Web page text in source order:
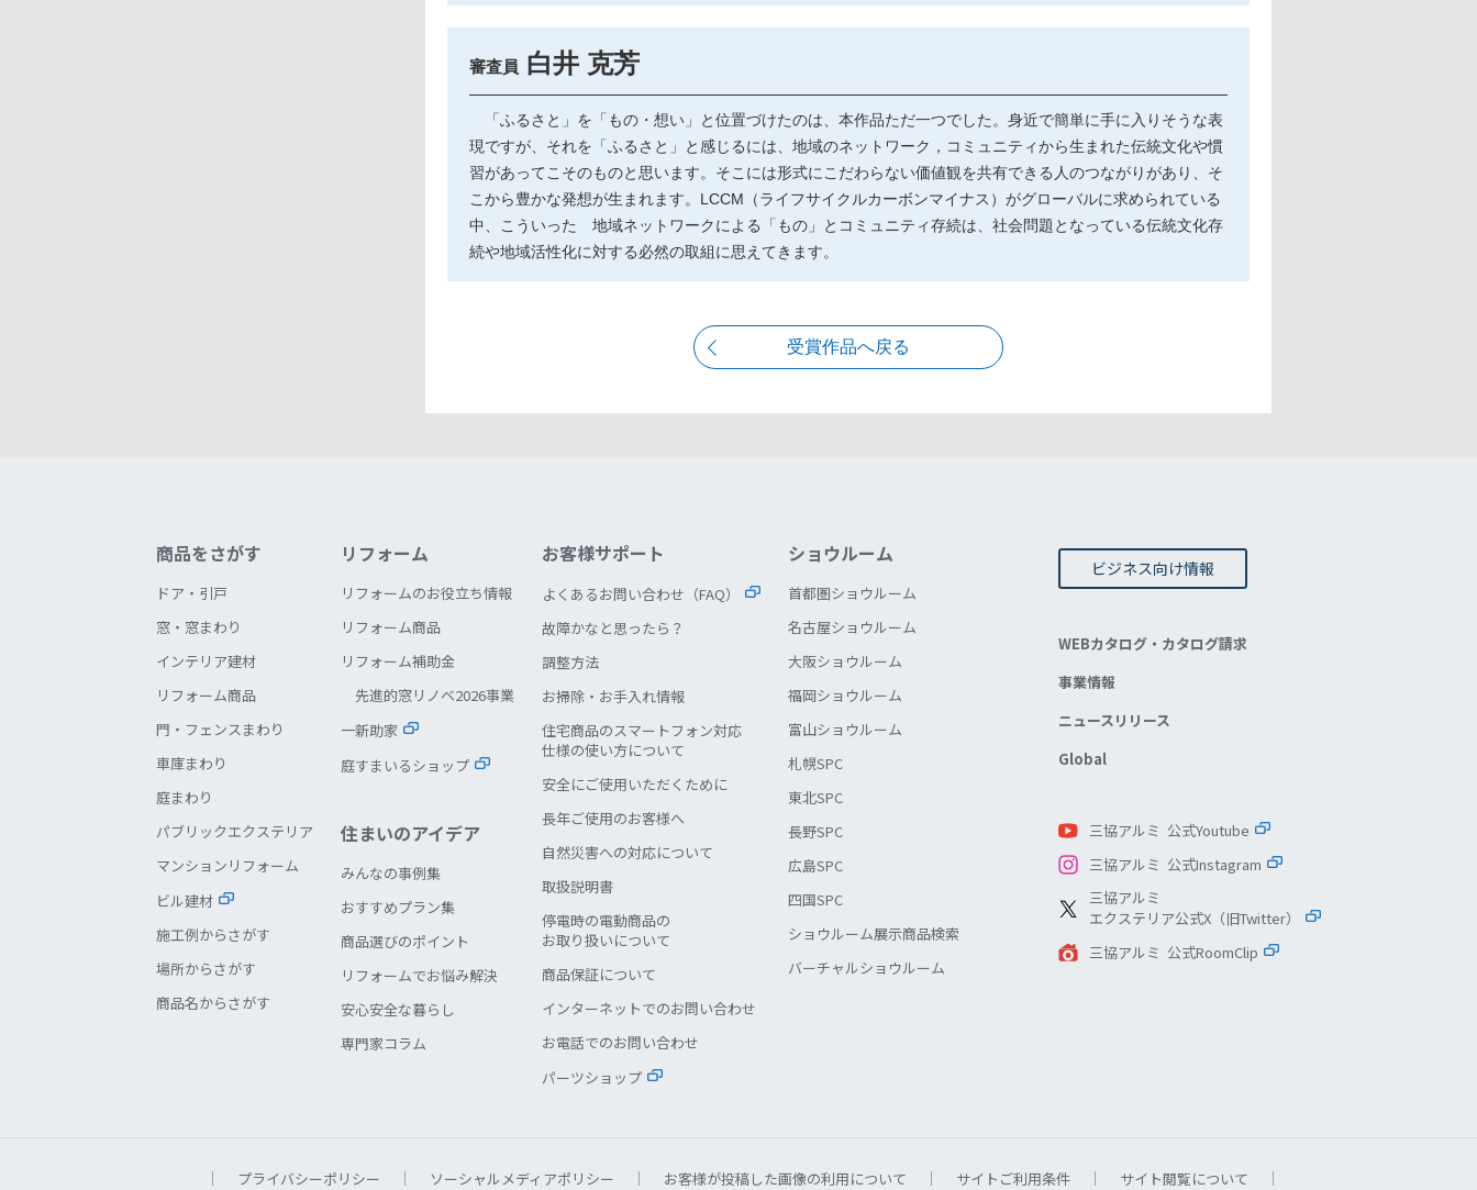
審査員 白井 克芳
「ふるさと」を「もの・想い」と位置づけたのは、本作品ただ一つでした。身近で簡単に手に入りそうな表
現ですが、それを「ふるさと」と感じるには、地域のネットワーク，コミュニティから生まれた伝統文化や慣
習があってこそのものと思います。そこには形式にこだわらない価値観を共有できる人のつながりがあり、そ
こから豊かな発想が生まれます。LCCM（ライフサイクルカーボンマイナス）がグローバルに求められている
中、こういった 地域ネットワークによる「もの」とコミュニティ存続は、社会問題となっている伝統文化存
続や地域活性化に対する必然の取組に思えてきます。
受賞作品へ戻る
商品をさがす
ドア・引戸
窓・窓まわり
インテリア建材
リフォーム商品
門・フェンスまわり
車庫まわり
庭まわり
パブリックエクステリア
マンションリフォーム
ビル建材
施工例からさがす
場所からさがす
商品名からさがす
リフォーム
リフォームのお役立ち情報
リフォーム商品
リフォーム補助金
先進的窓リノベ2026事業
一新助家
庭すまいるショップ
住まいのアイデア
みんなの事例集
おすすめプラン集
商品選びのポイント
リフォームでお悩み解決
安心安全な暮らし
専門家コラム
お客様サポート
よくあるお問い合わせ（FAQ）
故障かなと思ったら？
調整方法
お掃除・お手入れ情報
住宅商品のスマートフォン対応
仕様の使い方について
安全にご使用いただくために
長年ご使用のお客様へ
自然災害への対応について
取扱説明書
停電時の電動商品の
お取り扱いについて
商品保証について
インターネットでのお問い合わせ
お電話でのお問い合わせ
パーツショップ
ショウルーム
首都圏ショウルーム
名古屋ショウルーム
大阪ショウルーム
福岡ショウルーム
富山ショウルーム
札幌SPC
東北SPC
長野SPC
広島SPC
四国SPC
ショウルーム展示商品検索
バーチャルショウルーム
ビジネス向け情報
WEBカタログ・カタログ請求
事業情報
ニュースリリース
Global
三協アルミ 公式Youtube
三協アルミ 公式Instagram
三協アルミ
エクステリア公式X（旧Twitter）
三協アルミ 公式RoomClip
プライバシーポリシー ソーシャルメディアポリシー お客様が投稿した画像の利用について サイトご利用条件 サイト閲覧について